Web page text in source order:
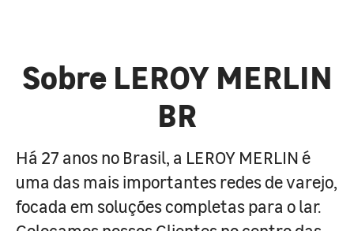
Sobre LEROY MERLIN
BR
Há 27 anos no Brasil, a LEROY MERLIN é
uma das mais importantes redes de varejo,
focada em soluções completas para o lar.